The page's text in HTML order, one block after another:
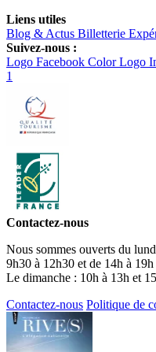
Liens utiles
Blog & Actus Billetterie
Suivez-nous :
Logo Facebook Color Logo
1
Contactez-nous
Nous sommes ouverts du
9h30 à 12h30 et de 14h à 19h
Le dimanche : 10h à 13h et
Contactez-nous Politique de